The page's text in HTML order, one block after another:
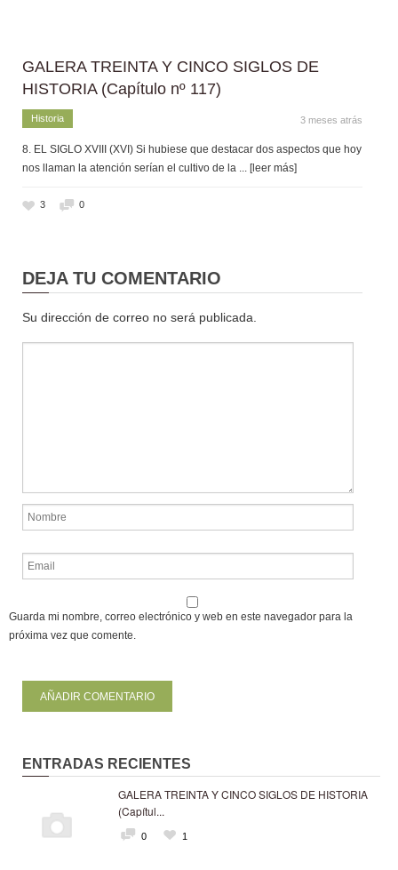
GALERA TREINTA Y CINCO SIGLOS DE
HISTORIA (Capítulo nº 117)
Historia 3 meses atrás
8. EL SIGLO XVIII (XVI) Si hubiese que destacar dos aspectos que hoy
nos llaman la atención serían el cultivo de la ... [leer más]
3 0
DEJA TU COMENTARIO
Su dirección de correo no será publicada.
Guarda mi nombre, correo electrónico y web en este navegador para la
próxima vez que comente.
ENTRADAS RECIENTES
GALERA TREINTA Y CINCO SIGLOS DE HISTORIA
(Capítul...
0 1